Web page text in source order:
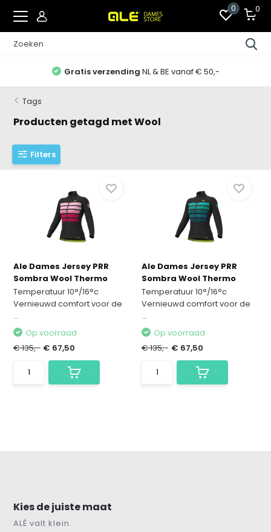
0 0
Gratis verzending NL & BE vanaf € 50,-
Tags
Producten getagd met Wool
Filters
Ale Dames Jersey PRR
Sombra Wool Thermo
Temperatuur 10°/16°c
Vernieuwd comfort voor de
...
Op voorraad
€ 135,- € 67,50
Ale Dames Jersey PRR
Sombra Wool Thermo
Temperatuur 10°/16°c
Vernieuwd comfort voor de
...
Op voorraad
€ 135,- € 67,50
Kies de juiste maat
ALÉ valt klein.